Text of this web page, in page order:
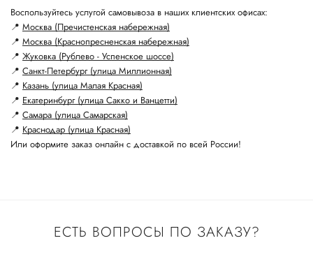
Воспользуйтесь услугой самовывоза в наших клиентских офисах:
📍 Москва (Пречистенская набережная)
📍 Москва (Краснопресненская набережная)
📍 Жуковка (Рублево - Успенское шоссе)
📍 Санкт-Петербург (улица Миллионная)
📍 Казань (улица Малая Красная)
📍 Екатеринбург (улица Сакко и Ванцетти)
📍 Самара (улица Самарская)
📍 Краснодар (улица Красная)
Или оформите заказ онлайн с доставкой по всей России!
ЕСТЬ ВОПРОСЫ ПО ЗАКАЗУ?